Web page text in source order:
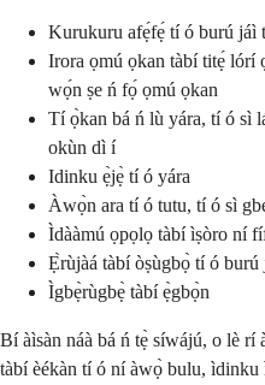
Kurukuru afẹ́fẹ́ tí ó burú jáì
Irora ọmú ọkan tàbí titẹ́ lórí
wọ́n ṣe ń fọ́ ọmú ọkan
Tí ọ̀kan bá ń lù yára, tí ó sì
okùn dì í
Idinku ẹ̀jẹ̀ tí ó yára
Àwọ̀n ara tí ó tutu, tí ó sì
Ìdààmú ọpọlọ tàbí ìṣòro ní
Ẹ̀rùjàá tàbí òṣùgbọ̀ tí ó burú
Ìgbẹ̀rùgbẹ̀ tàbí ẹ̀gbọ̀n
Bí àìsàn náà bá ń tẹ̀ síwájú, o lè
tàbí èékàn tí ó ní àwọ̀ bulu,